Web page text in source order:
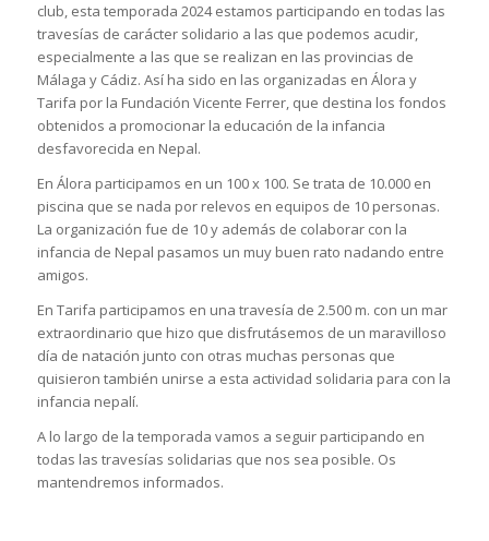
club, esta temporada 2024 estamos participando en todas las
travesías de carácter solidario a las que podemos acudir,
especialmente a las que se realizan en las provincias de
Málaga y Cádiz. Así ha sido en las organizadas en Álora y
Tarifa por la Fundación Vicente Ferrer, que destina los fondos
obtenidos a promocionar la educación de la infancia
desfavorecida en Nepal.
En Álora participamos en un 100 x 100. Se trata de 10.000 en
piscina que se nada por relevos en equipos de 10 personas.
La organización fue de 10 y además de colaborar con la
infancia de Nepal pasamos un muy buen rato nadando entre
amigos.
En Tarifa participamos en una travesía de 2.500 m. con un mar
extraordinario que hizo que disfrutásemos de un maravilloso
día de natación junto con otras muchas personas que
quisieron también unirse a esta actividad solidaria para con la
infancia nepalí.
A lo largo de la temporada vamos a seguir participando en
todas las travesías solidarias que nos sea posible. Os
mantendremos informados.